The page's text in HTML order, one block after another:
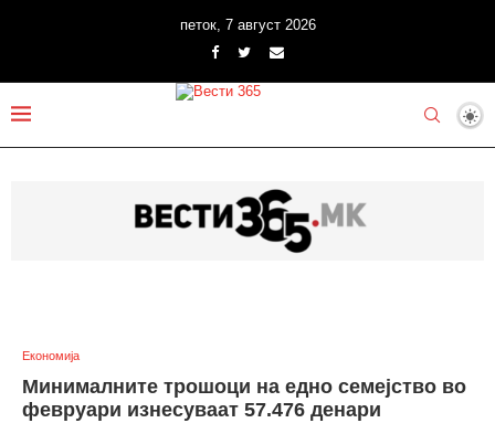
петок, 7 август 2026
Економија
Минималните трошоци на едно семејство во
февруари изнесуваат 57.476 денари